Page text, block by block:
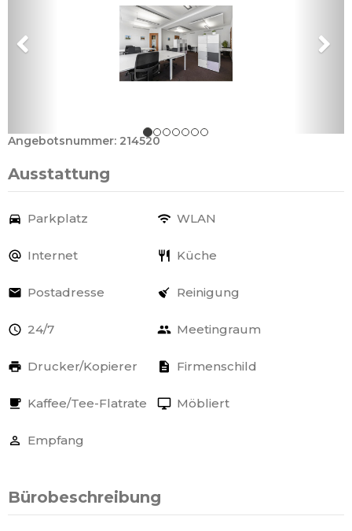
Angebotsnummer: 214520
Ausstattung
Parkplatz WLAN
Internet Küche
Postadresse Reinigung
24/7 Meetingraum
Drucker/Kopierer Firmenschild
Kaffee/Tee-Flatrate Möbliert
Empfang
Bürobeschreibung